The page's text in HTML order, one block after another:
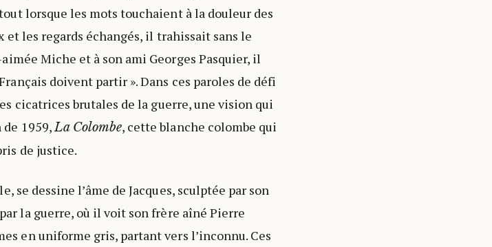
lorsque les mots touchaient à la douleur des
les regards échangés, il trahissait sans le
Miche et à son ami Georges Pasquier, il
doivent partir ». Dans ces paroles de défi
cicatrices brutales de la guerre, une vision qui
de 1959,La Colombe, cette blanche colombe qui
de justice.
se dessine l’âme de Jacques, sculptée par son
la guerre, où il voit son frère aîné Pierre
en uniforme gris, partant vers l’inconnu. Ces